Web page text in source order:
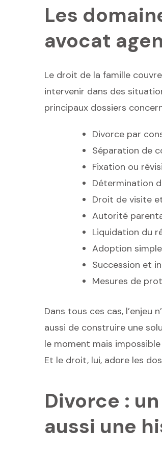
Les
avocat
Le droit de la famille
intervenir dans des
principaux dossiers
Divorce par
Séparation de
Fixation ou
Détermination
Droit de visite
Autorité
Liquidation du
Adoption
Succession et
Mesures de
Dans tous ces cas, l’enjeu
aussi de construire une
le moment mais
Et le droit, lui, adore les
Divorce :
aussi une